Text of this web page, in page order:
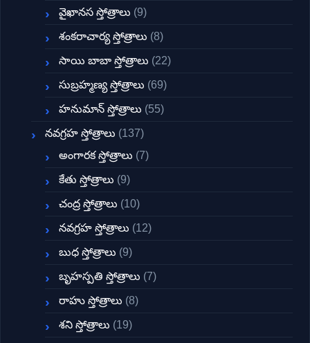
వైఖానస స్తోత్రాలు (9)
శంకరాచార్య స్తోత్రాలు (8)
సాయి బాబా స్తోత్రాలు (22)
సుబ్రహ్మణ్య స్తోత్రాలు (69)
హనుమాన్ స్తోత్రాలు (55)
నవగ్రహ స్తోత్రాలు (137)
అంగారక స్తోత్రాలు (7)
కేతు స్తోత్రాలు (9)
చంద్ర స్తోత్రాలు (10)
నవగ్రహ స్తోత్రాలు (12)
బుధ స్తోత్రాలు (9)
బృహస్పతి స్తోత్రాలు (7)
రాహు స్తోత్రాలు (8)
శని స్తోత్రాలు (19)